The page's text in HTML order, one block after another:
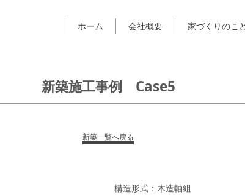
ホーム 会社概要 家づくりのこ
新築施工事例 Case5
新築一覧へ戻る
構造形式：木造軸組